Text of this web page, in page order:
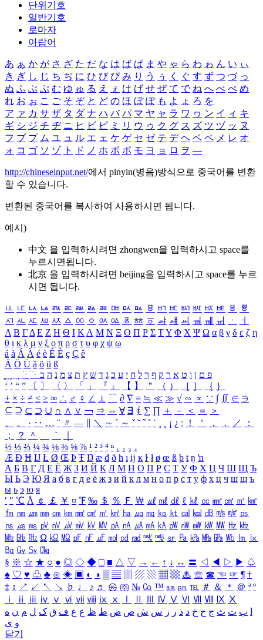
단위기호
일반기호
로마자
아랍어
あ ぁ か が さ ざ た だ な は ば ぱ ま や ゃ ら わ ゎ ん い ぃ
き ぎ し じ ち ぢ に ひ び ぴ み り う ぅ く ぐ す ず つ づ っ
ぬ ふ ぶ ぷ む ゆ ゅ る え ぇ け げ せ ぜ て で ね へ べ ぺ め
れ お ぉ こ ご そ ぞ と ど の ほ ぼ ぽ も よ ょ ろ を
ア ァ カ サ ザ タ ダ ナ ハ バ パ マ ヤ ャ ラ ワ ヮ ン イ ィ キ
ギ シ ジ チ ヂ ニ ヒ ビ ピ ミ リ ウ ゥ ク グ ス ズ ツ ヅ ッ ヌ
フ ブ プ ム ユ ュ ル エ ェ ケ ゲ セ ゼ テ デ ヘ ベ ペ メ レ オ
ォ コ ゴ ソ ゾ ト ド ノ ホ ボ ポ モ ヨ ョ ロ ヲ ―
http://chineseinput.net/에서 pinyin(병음)방식으로 중국어를 변환
할 수 있습니다.
변환된 중국어를 복사하여 사용하시면 됩니다.
예시)
中文 을 입력하시려면 zhongwen을 입력하시고 space를
누르시면됩니다.
北京 을 입력하시려면 beijing을 입력하시고 space를 누르
시면 됩니다.
ㅥ ㅦ ㅧ ㅨ ㅩ ㅪ ㅫ ㅬ ㅭ ㅮ ㅯ ㅰ ㅱ ㅲ ㅳ ㅴ ㅵ ㅶ ㅷ ㅸ
ㅹ
ㅺ ㅻ ㅼ ㅽ ㅾ ㅿ ㆀ ㆁ ㆂ ㆃ ㆄ ㆅ ㆆ ㆇ ㆈ ㆉ ㆊ ㆋ ㆌ ㆍ
ㆎ
Α Β ΓΔ Ε Ζ Η Θ Ι ΚΛ Μ Ν Ξ Ο Π Ρ Σ ΤΥ Φ Χ Ψ Ω α β γ δ ε ζ η
θ ι κ λ μ ν ξ ο π ρ σ τ υ φ χ ψ ω
á à Á À é è É È ç Ç ê
Ä Ö Ü ä ö ü ß
ִֶֹ ֻּ ׁׂ פ ם ן ו ט א ר ק ף ך ל ח י ע כ ג ד ש ץ ת צ מ נ ה ב
‘ ’ “ ” 〔 〕 〈 〉 「 」 『 』 【 】 ＂ （ ） ［ ］ ｛ ｝
± × ÷ ≠ ≤ ≥ ∞ ∴ ♂ ♀ ∠ ⊥ ⌒ ∂ ∇ ≡ ≒ ≪ ≫ √ ∽ ∝ ∵ ∫ ∬ ∈ ∋
⊆ ⊇ ⊂ ⊃ ∪ ∩ ∧ ∨ ￢ ⇒ ⇔ ∀ ∃ ∮ ∑ ∏ ＋ － ＜ ＝
＞
、
。 · ‥ … ¨ 〃 ― ＼ ∼ ´ ～ ˇ ˘ ˝ ˚ ˙ ¸ ¡ ¿ ː ！ ＇ ， ． ／
：
；
？ ＾ ｀
½ ⅓ ⅔ ¼ ¾ ⅛ ⅜ ⅝ ⅞ ¹ ² ³ ⁴ ⁿ ₁ ₂ ₃ ₄
Æ Ð Ħ Ĳ Ł Ø Œ Þ Ŧ Ŋ æ đ ð ħ ı ĳ ĸ ŀ ł ø œ ß þ ŧ ŋ ŉ
А Б В Г Д Е Ё Ж З И Й К Л М Н О П Р С Т У Ф Х Ц Ч Ш Щ Ъ
Ы Ь Э Ю Я а б в г д е ё ж з и й к л м н о п р с т у ф х ц ч ш щ ъ
ы ь э ю я
′ ″ ℃ Å ￠ ￡ ￥ ¤ ℉ ‰ ＄ ％ Ｆ ￦ ㎕ ㎖ ㎗ ℓ ㎘ ㏄ ㎣ ㎤ ㎥ ㎦
㎙ ㎚ ㎛ ㎜ ㎝ ㎞ ㎟ ㎠ ㎡ ㎢ ㏊ ㎍ ㎎ ㎏ ㏏ ㎈ ㎉ ㏈ ㎧ ㎨ ㎰
㎱ ㎲ ㎳ ㎴ ㎵ ㎶ ㎷ ㎸ ㎹ ㎀ ㎁ ㎂ ㎃ ㎄ ㎺ ㎻ ㎽ ㎾ ㎿ ㎐ ㎑
㎒ ㎓ ㎔ Ω ㏀ ㏁ ㎊ ㎋ ㎌ ㏖ ㏅ ㎭ ㎮ ㎯ ㏛ ㎩ ㎪ ㎫ ㎬ ㏝ ㏐
㏓
㏃ ㏉ ㏜ ㏆
§ ※ ☆ ★ ○ ● ◎ ◇ ◆ □ ■ △ ▽ → ← ↑ ↓ ↔ 〓 ◁ ◀ ▷ ▶ ♤
♠ ♡ ♥ ♧ ♣ ⊙ ◈ ▣ ◐ ◑ ▒ ▤ ▨ ▧ ▦ ▩ ♨ ☏ ☎ ☜ ☞ ¶ †
‡ ↕ ↗ ↙ ↖ ↘ ♭ ♩ ♪ ♬ ㉿ ㈜ № ㏇ ™ ㏂ ㏘ ℡ ＃ ＆ ＊ ＠ ª º
ⅰ
ⅱ ⅲ ⅳ ⅴ ⅵ ⅶ ⅷ ⅸ ⅹ Ⅳ Ⅴ Ⅵ Ⅶ Ⅷ Ⅸ Ⅹ
ب ت ث ج ح خ د ذ ر ز س ش ص ض ط ظ ع غ ف ق ک ل م ن ه
و ی
닫기